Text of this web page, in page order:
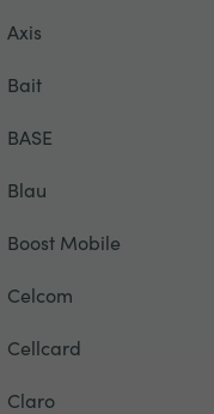
Axis
Bait
BASE
Blau
Boost Mobile
Celcom
Cellcard
Claro